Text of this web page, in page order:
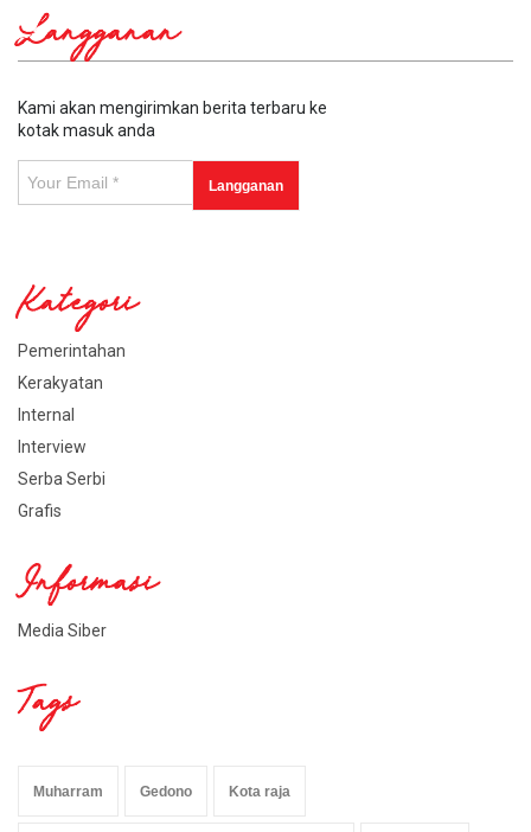
Langganan
Kami akan mengirimkan berita terbaru ke
kotak masuk anda
Kategori
Pemerintahan
Kerakyatan
Internal
Interview
Serba Serbi
Grafis
Informasi
Media Siber
Tags
Muharram Gedono Kota raja